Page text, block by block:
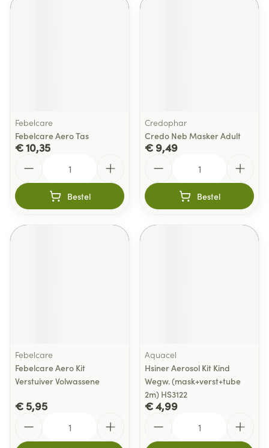
Febelcare
Febelcare Aero Tas
€ 10,35
Bestel
Credophar
Credo Neb Masker Adult
€ 9,49
Bestel
Febelcare
Febelcare Aero Kit
Verstuiver Volwassene
€ 5,95
Aquacel
Hsiner Aerosol Kit Kind
Wegw. (mask+verst+tube
2m) HS3122
€ 4,99